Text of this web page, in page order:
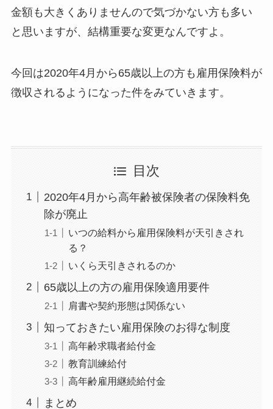
金額も大きくありませんので気づかない方も多い
と思いますが、結構重要な変更なんですよ。
今回は2020年4月から65歳以上の方も雇用保険料が
徴収されるようになった件をみていきます。
目次
2020年4月から高年齢被保険者の保険料免
除が廃止
いつの給料から雇用保険料が天引きされ
る？
いくら天引きされるのか
65歳以上の方の雇用保険適用要件
肩書や契約形態は関係ない
知っておきたい雇用保険のお得な制度
高年齢求職者給付金
教育訓練給付
高年齢雇用継続給付金
まとめ